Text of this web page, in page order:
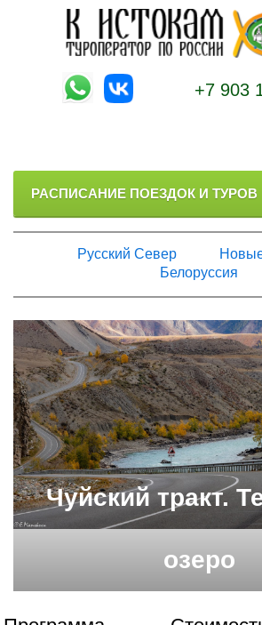
+7 903
РАСПИСАНИЕ ПОЕЗДОК И ТУРОВ
Русский Север
Белоруссия
Чуйский тракт.
озеро